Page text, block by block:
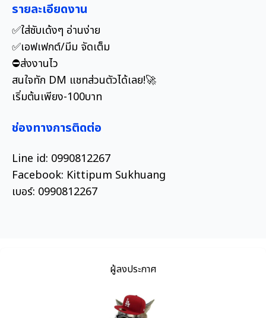
รายละเอียดงาน
✅ใส่ซับเด้งๆ อ่านง่าย
✅เอฟเฟกต์/มีม จัดเต็ม
⛔️ส่งงานไว
สนใจทัก DM แชทส่วนตัวได้เลย!🚀
เริ่มต้นเพียง-100บาท
ช่องทางการติดต่อ
Line id: 0990812267
Facebook: Kittipum Sukhuang
เบอร์: 0990812267
ผู้ลงประกาศ